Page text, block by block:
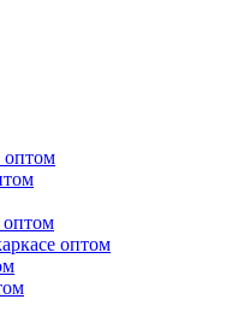
оптом
оптом
оптом